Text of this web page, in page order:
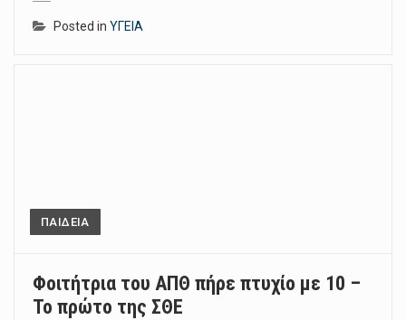
Posted in ΥΓΕΙΑ
ΠΑΙΔΕΙΑ
Φοιτήτρια του ΑΠΘ πήρε πτυχίο με 10 –
Το πρώτο της ΣΘΕ